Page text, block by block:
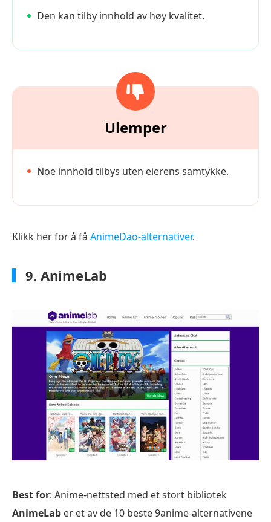
Den kan tilby innhold av høy kvalitet.
Ulemper
Noe innhold tilbys uten eierens samtykke.
Klikk her for å få AnimeDao-alternativer.
9. AnimeLab
Best for: Anime-nettsted med et stort bibliotek
AnimeLab er et av de 10 beste 9anime-alternativene